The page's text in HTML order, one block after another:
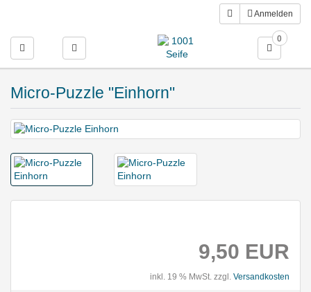
Anmelden
Toggle navigation
0
Micro-Puzzle "Einhorn"
9,50 EUR
inkl. 19 % MwSt. zzgl. Versandkosten